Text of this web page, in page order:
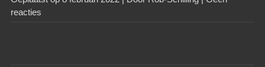
reacties